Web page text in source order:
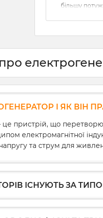
більшу
довше
правильно
генератор
І ЯК ВІН
пристрій, що
електромагнітної
та струм для
ІСНУЮТЬ ЗА